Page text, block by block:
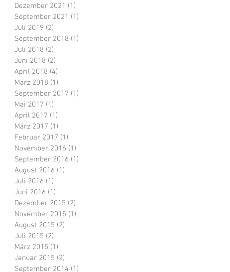
Dezember 2021 (1)
September 2021 (1)
Juli 2019 (2)
September 2018 (1)
Juli 2018 (2)
Juni 2018 (2)
April 2018 (4)
März 2018 (1)
September 2017 (1)
Mai 2017 (1)
April 2017 (1)
März 2017 (1)
Februar 2017 (1)
November 2016 (1)
September 2016 (1)
August 2016 (1)
Juli 2016 (1)
Juni 2016 (1)
Dezember 2015 (2)
November 2015 (1)
August 2015 (2)
Juli 2015 (2)
März 2015 (1)
Januar 2015 (2)
September 2014 (1)